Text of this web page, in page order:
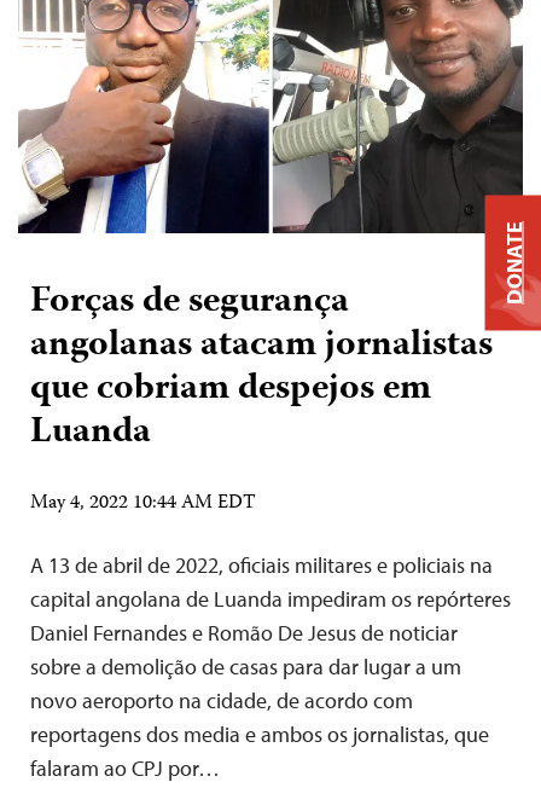
Forças de segurança
angolanas atacam jornalistas
que cobriam despejos em
Luanda
May 4, 2022 10:44 AM EDT
A 13 de abril de 2022, oficiais militares e policiais na
capital angolana de Luanda impediram os repórteres
Daniel Fernandes e Romão De Jesus de noticiar
sobre a demolição de casas para dar lugar a um
novo aeroporto na cidade, de acordo com
reportagens dos media e ambos os jornalistas, que
falaram ao CPJ por…
DONATE